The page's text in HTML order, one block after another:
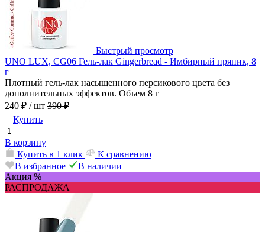
Быстрый просмотр
UNO LUX, CG06 Гель-лак Gingerbread - Имбирный пряник, 8
г
Плотный гель-лак насыщенного персикового цвета без
дополнительных эффектов. Объем 8 г
240 ₽ / шт 390 ₽
Купить
В корзину
Купить в 1 клик
К сравнению
В избранное
В наличии
Акция %
РАСПРОДАЖА